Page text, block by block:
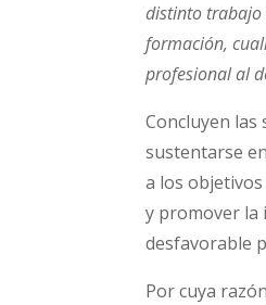
distinto trabajo
formación,
profesional al
Concluyen
sustentarse
a los
y promover la
desfavorable
Por cuya